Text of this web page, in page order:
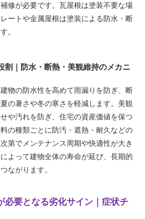
修が必要です。瓦屋根は塗装不要な場
ートや金属屋根は塗装による防水・断
。
割｜防水・断熱・美観維持のメカニ
物の防水性を高めて雨漏りを防ぎ、断
の暑さや冬の寒さを軽減します。美観
や汚れを防ぎ、住宅の資産価値を保つ
の種類ごとに防汚・遮熱・耐久などの
第でメンテナンス周期や快適性が大き
よって建物全体の寿命が延び、長期的
ながります。
必要となる劣化サイン｜症状チ